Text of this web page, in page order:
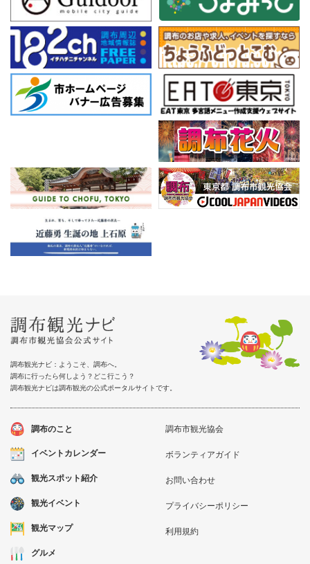
調布観光ナビ：ようこそ、調布へ。
調布に行ったら何しよう？どこ行こう？
調布観光ナビは調布観光の公式ポータルサイトです。
調布のこと
イベントカレンダー
観光スポット紹介
観光イベント
観光マップ
グルメ
調布市観光協会
ボランティアガイド
お問い合わせ
プライバシーポリシー
利用規約